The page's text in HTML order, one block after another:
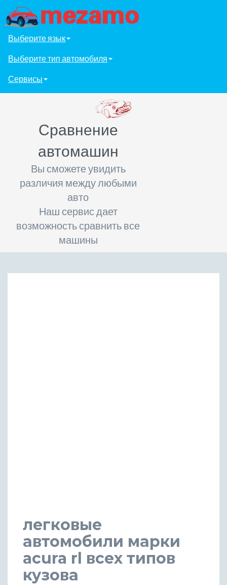
Выберите язык
Выберите тип автомобиля
Сервисы
Сравнение
автомашин
Вы сможете увидить
различия между любыми
авто
Наш сервис дает
возможность сравнить все
машины
легковые
автомобили марки
acura rl всех типов
кузова